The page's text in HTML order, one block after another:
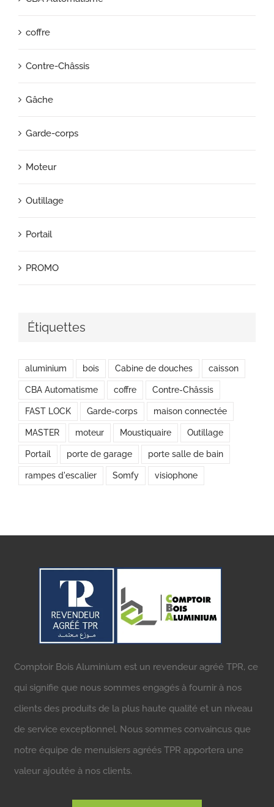
coffre
Contre-Châssis
Gâche
Garde-corps
Moteur
Outillage
Portail
PROMO
Étiquettes
aluminium bois Cabine de douches caisson
CBA Automatisme coffre Contre-Châssis
FAST LOCK Garde-corps maison connectée
MASTER moteur Moustiquaire Outillage
Portail porte de garage porte salle de bain
rampes d'escalier Somfy visiophone
Comptoir Bois Aluminium est un revendeur agréé TPR, ce
qui signifie que nous sommes engagés à fournir à nos
clients des produits de la plus haute qualité et un niveau
de service exceptionnel. Nous sommes convaincus que
notre équipe de menuisiers agréés TPR apportera une
valeur ajoutée à nos clients.